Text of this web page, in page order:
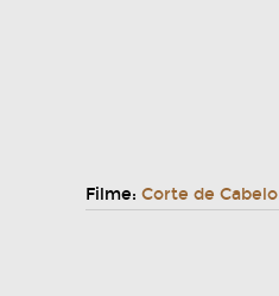
Filme: Corte de Cabelo